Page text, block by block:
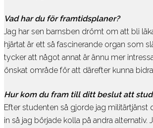
Vad har du för framtidsplaner?
Jag har sen barnsben drömt om att bli
hjärtat är ett så fascinerande organ som
tycker att något annat är ännu mer
önskat område för att därefter kunna
Hur kom du fram till ditt beslut att
Efter studenten så gjorde jag
in så jag började kolla på andra